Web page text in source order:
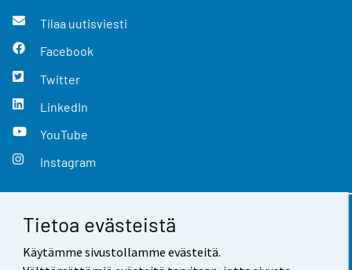
Tietoa evästeistä
Käytämme sivustollamme evästeitä.
Tilaa uutisviesti
Facebook
Twitter
LinkedIn
YouTube
Instagram
Yhteystiedot
Palaute